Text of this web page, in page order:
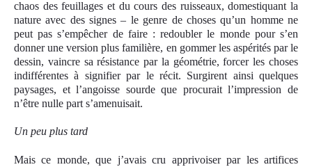
chaos des feuillages et du cours des ruisseaux, domestiquant la
nature avec des signes – le genre de choses qu’un homme ne
peut pas s’empêcher de faire : redoubler le monde pour s’en
donner une version plus familière, en gommer les aspérités par le
dessin, vaincre sa résistance par la géométrie, forcer les choses
indifférentes à signifier par le récit. Surgirent ainsi quelques
paysages, et l’angoisse sourde que procurait l’impression de
n’être nulle part s’amenuisait.
Un peu plus tard
Mais ce monde, que j’avais cru apprivoiser par les artifices